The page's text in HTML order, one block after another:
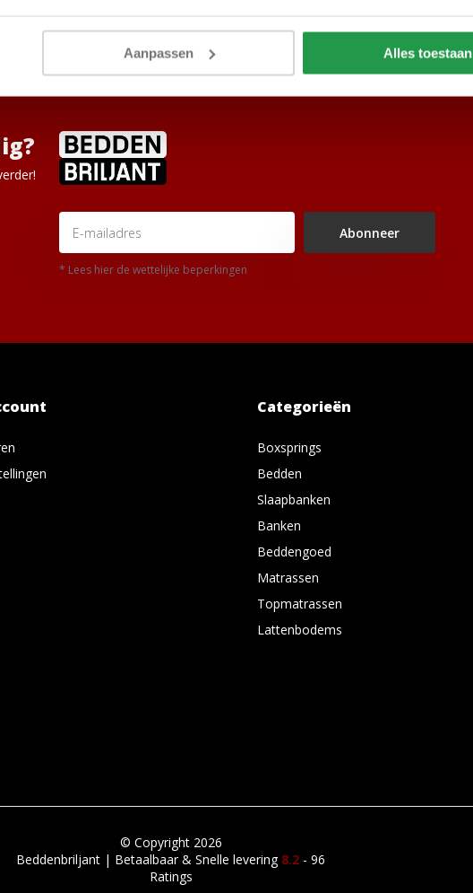
Aanpassen Alles toestaan
Abonneer
* Lees hier de wettelijke beperkingen
Categorieën
Boxsprings
Bedden
Slaapbanken
Banken
Beddengoed
Matrassen
Topmatrassen
Lattenbodems
© Copyright 2026
Beddenbriljant | Betaalbaar & Snelle levering 8.2 - 96
Ratings